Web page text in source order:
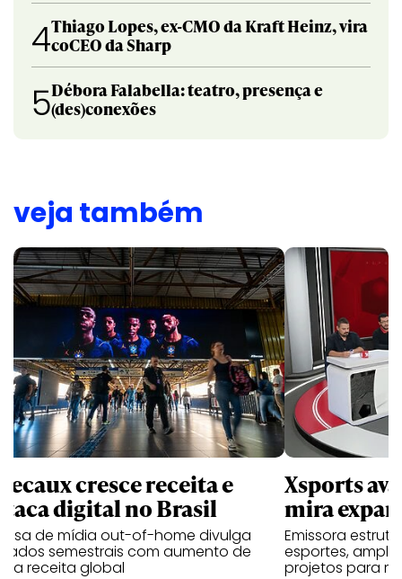
4Thiago Lopes, ex-CMO da Kraft Heinz, vira
coCEO da Sharp
5Débora Falabella: teatro, presença e
(des)conexões
veja também
cresce receita e
digital no Brasil
de mídia out-of-home divulga
semestrais com aumento de
na receita global
Xsports
mira
Emissora
esportes,
projetos para